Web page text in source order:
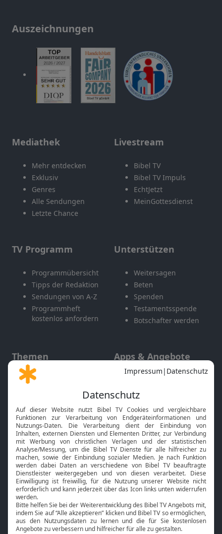
Auszeichnungen
Mediathek
Mehr entdecken
Exklusiv
Genres
Alle Sendungen
Letzte Chance
Livestream
Bibel TV
Bibel TV Impuls
EchtJetzt
MeinGottesdienst
TV Programm
Programmübersicht
Tipps der Redaktion
Sendungen von A-Z
Programmheft
kostenlos anfordern
Unterstützen
Weitersagen
Beten
Spenden
Testamentsspende
Botschafter werden
Themen
Gott und Bibel erklärt
Neuigkeiten
Apps & Angebote
Mobile App
Smart TV
HbbTV
Bibelthek Online-Bibel
Nächster Gottesdienst
Bibel TV
Über uns
Jobs
Service
Kontakt
TV-Empfang